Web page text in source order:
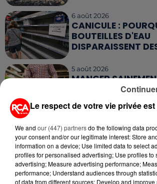
6 août 2026
CANICULE :
BOUTEILLES D'EAU
DISPARAISSENT
5 août 2026
MANGER
PLUS CHER QU'IL
ALERTE L’ONU
QUELLES SONT LES
OFFRENT LE
Le respect de votre vie privée
We and our (447) partnersdo the following data
your consent and/or our legitimate interest: Store
information on a device; Use limited data to select
profiles for personalised advertising; Use profiles to
advertising; Measure advertising performance;
performance; Understand audiences through
of data from different sources; Develop and